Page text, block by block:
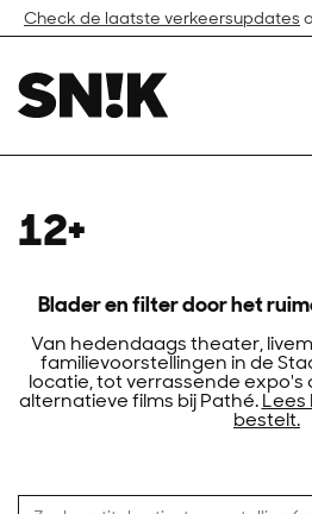
Check de laatste verkeersupdates
12+
Blader en filter door het
Van hedendaags theater,
familievoorstellingen in de
locatie, tot verrassende expo's
alternatieve films bij Pathé.Lees
bestelt.